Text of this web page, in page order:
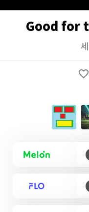
Good for
favorite_border